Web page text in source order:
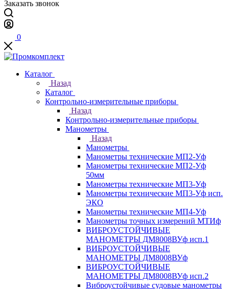
Заказать звонок
0
Каталог
Назад
Каталог
Контрольно-измерительные приборы
Назад
Контрольно-измерительные приборы
Манометры
Назад
Манометры
Манометры технические МП2-Уф
Манометры технические МП2-Уф
50мм
Манометры технические МП3-Уф
Манометры технические МП3-Уф исп.
ЭКО
Манометры технические МП4-Уф
Манометры точных измерений МТИф
ВИБРОУСТОЙЧИВЫЕ
МАНОМЕТРЫ ДМ8008ВУф исп.1
ВИБРОУСТОЙЧИВЫЕ
МАНОМЕТРЫ ДМ8008ВУф
ВИБРОУСТОЙЧИВЫЕ
МАНОМЕТРЫ ДМ8008ВУф исп.2
Виброустойчивые судовые манометры